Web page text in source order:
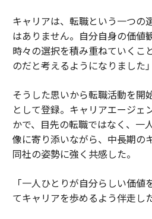
キャリアは、転職という一つの
はありません。自分自身の価値
時々の選択を積み重ねていくこ
のだと考えるようになりました」
そうした思いから転職活動を開
として登録。キャリアエージェ
かで、目先の転職ではなく、一
像に寄り添いながら、中長期の
同社の姿勢に強く共感した。
「一人ひとりが自分らしい価
てキャリアを歩めるよう伴走し